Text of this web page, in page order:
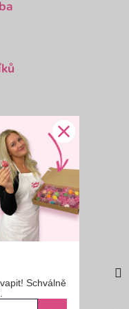
Moravy
Schválně